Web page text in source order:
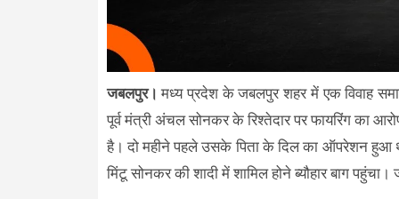
जबलपुर।मध्य प्रदेश के जबलपुर शहर में एक विवाह
पूर्व मंत्री अंचल सोनकर के रिश्तेदार पर फायरिंग का
है। दो महीने पहले उसके पिता के दिल का ऑपरेशन हुआ
मिंटू सोनकर की शादी में शामिल होने ब्यौहार बाग ​​​​​​पहुंचा।